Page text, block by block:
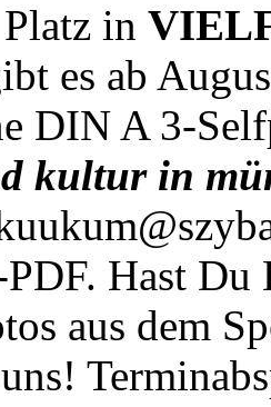
in
es ab
DIN A 3-
kultur in
Hast Du
aus dem